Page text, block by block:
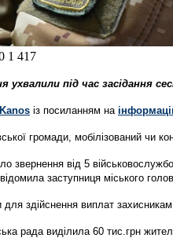
1 417
ухвалили під час засідання
Kanos із посиланням на
громади, мобілізований чи
звернення від 5
заступниця міського
для здійснення виплат
рада виділила 60 тис.грн